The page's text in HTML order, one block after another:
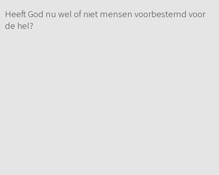
Heeft God nu wel of niet mensen voorbestemd voor
de hel?